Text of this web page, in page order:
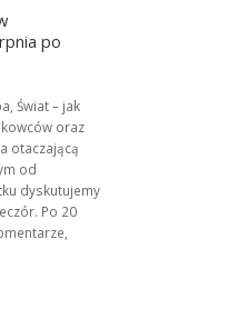
po
Świat – jak
oraz
otaczającą
od
dyskutujemy
Po 20